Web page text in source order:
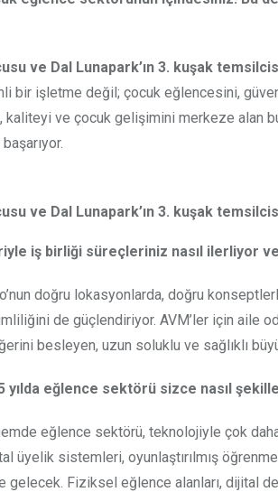
ve Dal Lunapark’ın 3. kuşak
bir işletme değil; çocuk eğlencesini,
kaliteyi ve çocuk gelişimini merkeze alan
ve Dal Lunapark’ın 3. kuşak
iş birliği süreçleriniz nasıl ilerliyor
doğru lokasyonlarda, doğru
de güçlendiriyor. AVM’ler için aile
besleyen, uzun soluklu ve sağlıklı
yılda eğlence sektörü sizce nasıl
eğlence sektörü, teknolojiyle çok
üyelik sistemleri, oyunlaştırılmış
gelecek. Fiziksel eğlence alanları, dijital